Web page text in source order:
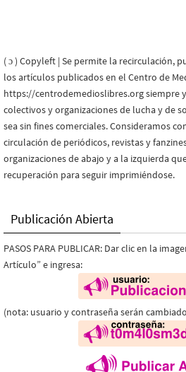
( ɔ ) Copyleft | Se permite la recirculación,
los artículos publicados en el Centro de
https://centrodemedioslibres.org siempre
colectivos y organizaciones de lucha y de
sea sin fines comerciales. Consideramos
circulación de periódicos, revistas y
organizaciones de abajo y a la izquierda
recuperación para seguir imprimiéndose.
Publicación Abierta
PASOS PARA PUBLICAR: Dar clic en la
Artículo” e ingresa:
(nota: usuario y contraseña serán